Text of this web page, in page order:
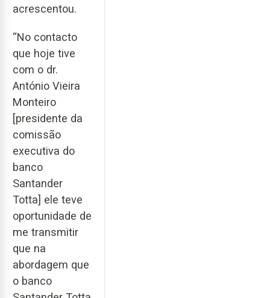
acrescentou.
“No contacto
que hoje tive
com o dr.
António Vieira
Monteiro
[presidente da
comissão
executiva do
banco
Santander
Totta] ele teve
oportunidade de
me transmitir
que na
abordagem que
o banco